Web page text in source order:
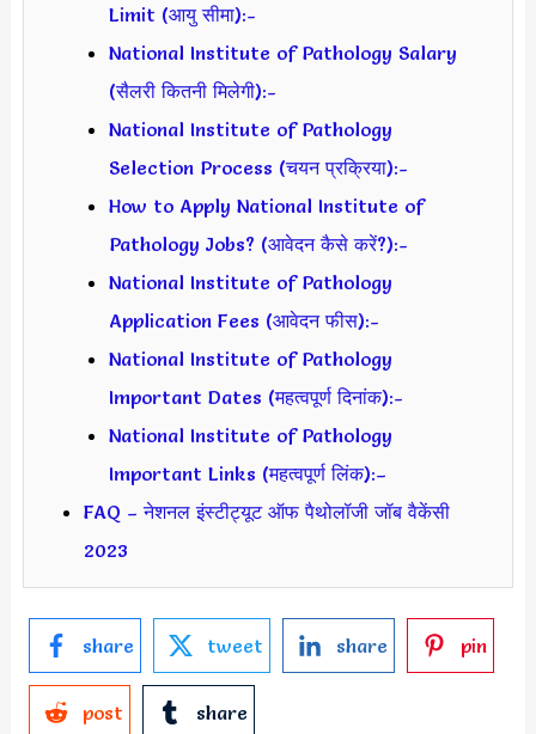
Limit (आयु सीमा):-
National Institute of Pathology Salary
(सैलरी कितनी मिलेगी):-
National Institute of Pathology
Selection Process (चयन प्रक्रिया):-
How to Apply National Institute of
Pathology Jobs? (आवेदन कैसे करें?):-
National Institute of Pathology
Application Fees (आवेदन फीस):-
National Institute of Pathology
Important Dates (महत्वपूर्ण दिनांक):-
National Institute of Pathology
Important Links (महत्वपूर्ण लिंक):–
FAQ – नेशनल इंस्टीट्यूट ऑफ पैथोलॉजी जॉब वैकेंसी
2023
share tweet share pin
post share